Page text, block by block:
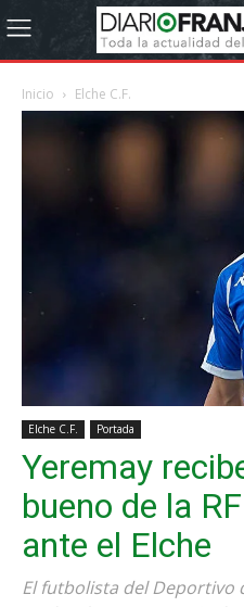
Inicio Elche C.F.
Elche C.F. Portada
Yeremay
bueno de la
ante el Elche
El futbolista del Deportivo